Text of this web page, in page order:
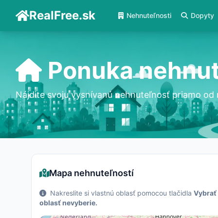
RealFree.sk Nehnuteľnosti Dopyty
Ponuka
Nájdite svoju vysnívanú nehnuteľnosť priamo od
Mapa nehnuteľností
Nakreslite si vlastnú oblasť pomocou tlačidla
oblasť nevyberie.